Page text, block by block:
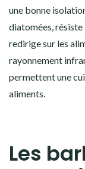
une bonne
diatomées, résiste
redirige sur les
rayonnement
permettent une
aliments.
Les